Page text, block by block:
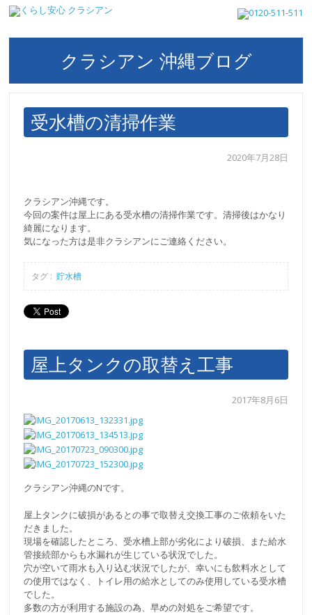
クラシアン 沖縄ブログ
受水槽の清掃作業
2020年7月28日
クラシアン沖縄です。
今回の案件は屋上にある受水槽の清掃作業です。清掃後はかなり
綺麗になります。
気になった方は是非クラシアンにご連絡ください。
タグ :貯水槽
屋上タンクの取替え工事
2017年8月6日
クラシアン沖縄のNです。
屋上タンクに破損があるとの事で取替え交換工事のご依頼をいた
だきました。
現場を確認したところ、受水槽上部が劣化により破損、また給水
管接続部からも水漏れが生じている状況でした。
穴が空いて雨水も入り込む状況でしたが、幸いにも飲料水として
の使用ではなく、トイレ用の給水としてのみ使用している受水槽
でした。
多数の方が利用する施設の為、早めの対処をご希望です。